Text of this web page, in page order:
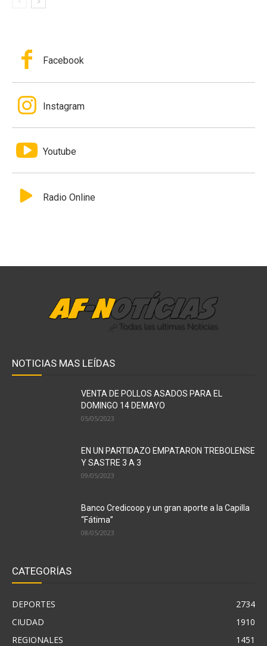
Facebook
Instagram
Youtube
Radio Online
NOTICIAS MAS LEÍDAS
VENTA DE POLLOS ASADOS PARA EL
DOMINGO 14 DEMAYO
05/05/2023
EN UN PARTIDAZO EMPATARON TREBOLENSE
Y SASTRE 3 A 3
09/05/2023
Banco Credicoop y un gran aporte a la Capilla
“Fátima”
08/05/2023
CATEGORÍAS
DEPORTES
2734
CIUDAD
1910
REGIONALES
1451